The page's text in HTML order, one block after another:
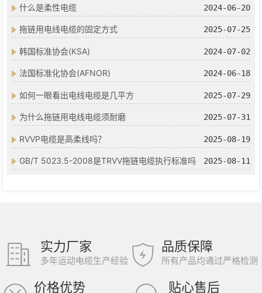
什么是柔性电缆 2024-06-20
拖链用电线电缆的固定方式 2025-07-25
韩国标准协会(KSA) 2024-07-02
法国标准化协会(AFNOR) 2024-06-18
如何一眼看出电线电缆是几平方 2025-07-29
为什么拖链用电线电缆须耐磨 2025-07-31
RVVP电缆是高柔线吗？ 2025-08-19
GB/T 5023.5-2008是TRVV拖链电缆执行标准吗 2025-08-11
实力厂家
多年运动电缆生产经验
品质保障
所有产品均通过严格检测
价格优势 贴心售后